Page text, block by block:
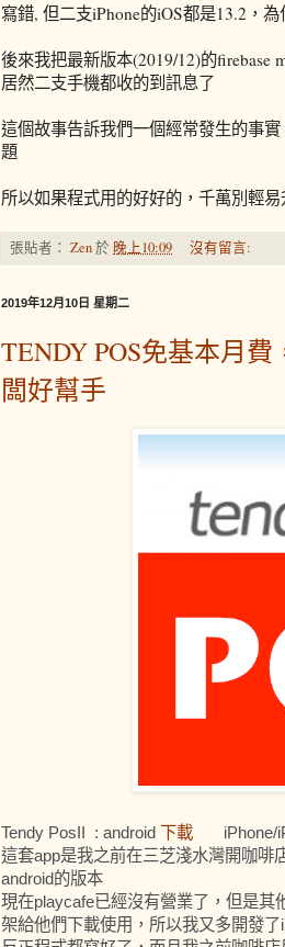
寫錯, 但二支iPhone的iOS都是13.2，
後來我把最新版本(2019/12)的firebase
居然二支手機都收的到訊息了
這個故事告訴我們一個經常發生的事
題
所以如果程式用的好好的，千萬別輕易
張貼者： Zen於 晚上10:09 沒有留言:
2019年12月10日 星期二
TENDY POS免基本月
闆好幫手
Tendy PosII : android 下載 iPhone/
這套app是我之前在三芝淺水灣開咖啡
android的版本
現在playcafe已經沒有營業了，但是其
架給他們下載使用，所以我又多開發